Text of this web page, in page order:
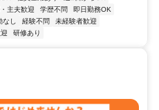
主夫歓迎 学歴不問
即日勤務OK
なし 経験不問
未経験者歓迎
研修あり